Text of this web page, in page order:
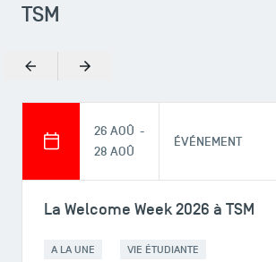
Agenda
TSM
PrécédentSuivant
26 AOÛ -
28 AOÛ
ÉVÉNEMENT
La Welcome Week 2026 à TSM
A LA UNE VIE ÉTUDIANTE